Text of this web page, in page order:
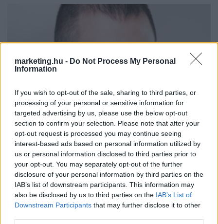
marketing.hu - Do Not Process My Personal
Information
If you wish to opt-out of the sale, sharing to third parties, or
processing of your personal or sensitive information for
targeted advertising by us, please use the below opt-out
section to confirm your selection. Please note that after your
opt-out request is processed you may continue seeing
interest-based ads based on personal information utilized by
us or personal information disclosed to third parties prior to
your opt-out. You may separately opt-out of the further
disclosure of your personal information by third parties on the
IAB’s list of downstream participants. This information may
also be disclosed by us to third parties on the IAB’s List of
Downstream Participants that may further disclose it to other
Lukács Attila, az RTL volt sajtósa a közmédiához
igazolt
Kedden jelentette be Facebookon a hírt Lukács Attila.
KARRIER | 2026. JÚLIUS 29.